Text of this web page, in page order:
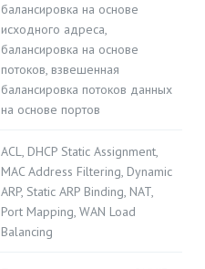
балансировка на основе
исходного адреса,
балансировка на основе
потоков, взвешенная
балансировка потоков данных
на основе портов
ACL, DHCP Static Assignment,
MAC Address Filtering, Dynamic
ARP, Static ARP Binding, NAT,
Port Mapping, WAN Load
Balancing